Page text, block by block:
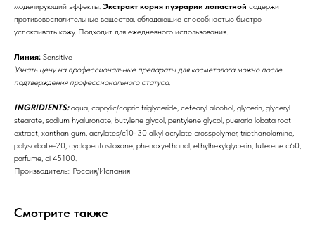
моделирующий эффекты. Экстракт корня пуэрарии лопастной содержит
противовоспалительные вещества, обладающие способностью быстро
успокаивать кожу. Подходит для ежедневного использования.
Линия: Sensitive
Узнать цену на профессиональные препараты для косметолога можно после
подтверждения профессионального статуса.
INGRIDIENTS:aqua, caprylic/capric triglyceride, cetearyl alcohol, glycerin, glyceryl
stearate, sodium hyaluronate, butylene glycol, pentylene glycol, pueraria lobata root
extract, xanthan gum, acrylates/c10-30 alkyl acrylate crosspolymer, triethanolamine,
polysorbate-20, cyclopentasiloxane, phenoxyethanol, ethylhexylglycerin, fullerene c60,
parfume, ci 45100.
Производитель:: Россия/Испания
Смотрите также
Профессиональная
косметика
Препараты косметолога